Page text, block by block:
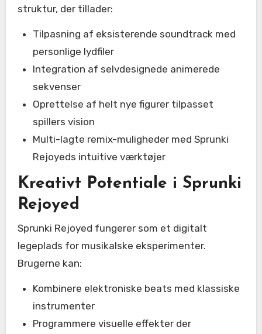
struktur, der tillader:
Tilpasning af eksisterende soundtrack med
personlige lydfiler
Integration af selvdesignede animerede
sekvenser
Oprettelse af helt nye figurer tilpasset
spillers vision
Multi-lagte remix-muligheder med Sprunki
Rejoyeds intuitive værktøjer
Kreativt Potentiale i Sprunki
Rejoyed
Sprunki Rejoyed fungerer som et digitalt
legeplads for musikalske eksperimenter.
Brugerne kan:
Kombinere elektroniske beats med klassiske
instrumenter
Programmere visuelle effekter der